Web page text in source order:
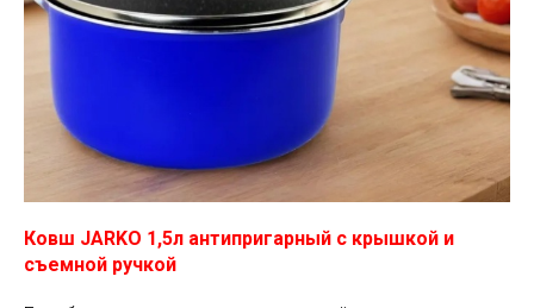
Ковш JARKO 1,5л антипригарный с крышкой и
съемной ручкой